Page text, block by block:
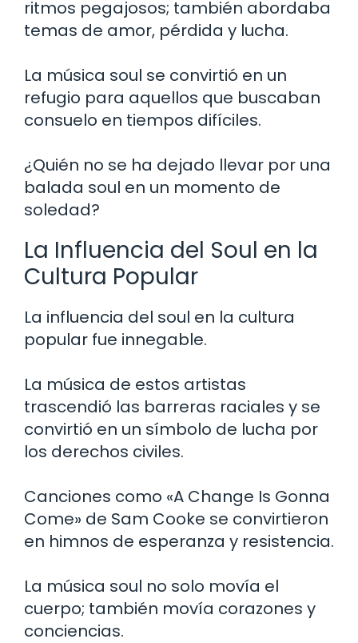
ritmos pegajosos; también abordaba
temas de amor, pérdida y lucha.
La música soul se convirtió en un
refugio para aquellos que buscaban
consuelo en tiempos difíciles.
¿Quién no se ha dejado llevar por una
balada soul en un momento de
soledad?
La Influencia del Soul en la
Cultura Popular
La influencia del soul en la cultura
popular fue innegable.
La música de estos artistas
trascendió las barreras raciales y se
convirtió en un símbolo de lucha por
los derechos civiles.
Canciones como «A Change Is Gonna
Come» de Sam Cooke se convirtieron
en himnos de esperanza y resistencia.
La música soul no solo movía el
cuerpo; también movía corazones y
conciencias.